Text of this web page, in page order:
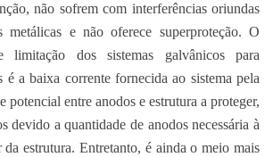
não sofrem com interferências oriundas
metálicas e não oferece superproteção. O
limitação dos sistemas galvânicos para
é a baixa corrente fornecida ao sistema pela
potencial entre anodos e estrutura a proteger,
devido a quantidade de anodos necessária à
da estrutura. Entretanto, é ainda o meio mais